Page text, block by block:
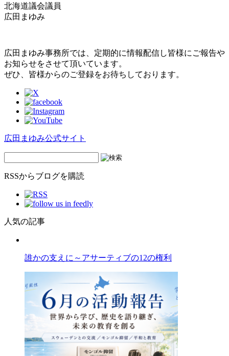
北海道議会議員
広田まゆみ
広田まゆみ事務所では、定期的に情報配信し皆様にご報告や
お知らせをさせて頂いています。
ぜひ、皆様からのご登録をお待ちしております。
広田まゆみ公式サイト
RSSからブログを購読
人気の記事
誰かの支えに～アサーティブの12の権利